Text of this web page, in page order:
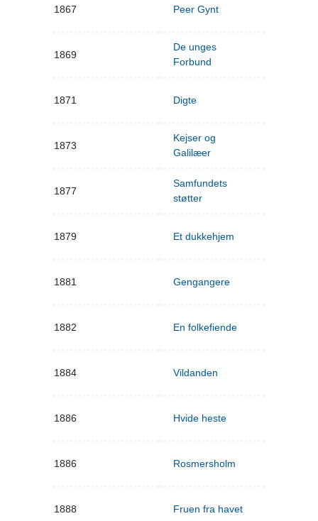
1867 Peer Gynt
1869
De unges
Forbund
1871 Digte
1873
Kejser og
Galilæer
1877
Samfundets
støtter
1879 Et dukkehjem
1881 Gengangere
1882 En folkefiende
1884 Vildanden
1886 Hvide heste
1886 Rosmersholm
1888 Fruen fra havet